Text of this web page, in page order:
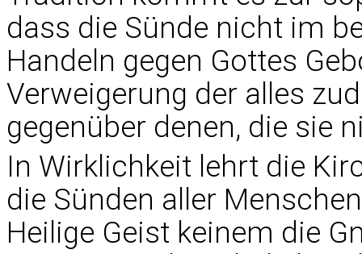
dass die Sünde nicht im
Handeln gegen Gottes
Verweigerung der alles
gegenüber denen, die sie
In Wirklichkeit lehrt die
die Sünden aller
Heilige Geist keinem die